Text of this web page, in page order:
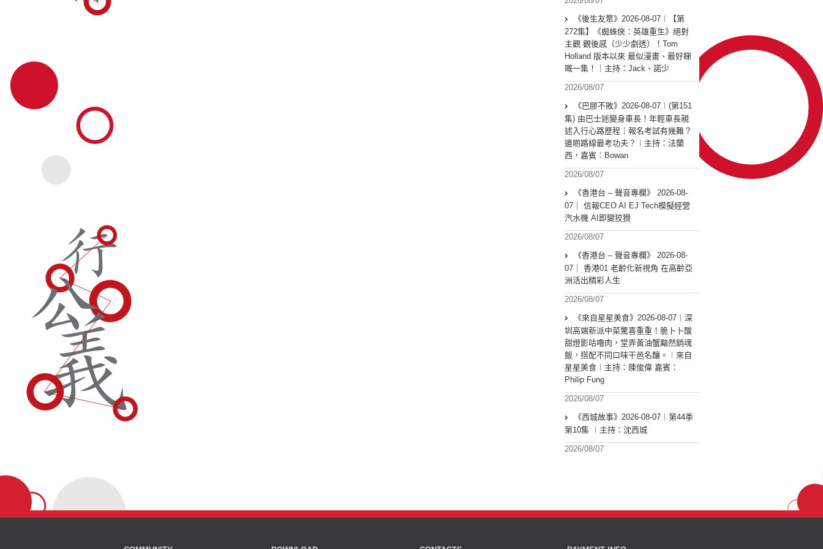
《後生友聚》2026-08-07︱【第
272集】《蜘蛛俠：英雄重生》絕對
主觀 觀後感（少少劇透）！Tom
Holland 版本以來 最似漫畫、最好睇
嘅一集！｜主持：Jack、諾少
2026/08/07
《巴膠不敗》2026-08-07︱(第151
集) 由巴士迷變身車長！年輕車長親
述入行心路歷程｜報名考試有幾難？
邊啲路線最考功夫？︱主持：法蘭
西，嘉賓︰Bowan
2026/08/07
《香港台 – 聲音專欄》 2026-08-
07｜ 信報CEO AI EJ Tech模擬經營
汽水機 AI即變狡猾
2026/08/07
《香港台 – 聲音專欄》 2026-08-
07｜ 香港01 老齡化新視角 在高齡亞
洲活出精彩人生
2026/08/07
《來自星星美食》2026-08-07︱深
圳高端新派中菜驚喜重重！脆卜卜酸
甜燈影咕嚕肉，堂弄黃油蟹黯然銷魂
飯，搭配不同口味干邑名釀。︱來自
星星美食︱主持：陳俊偉 嘉賓：
Philip Fung
2026/08/07
《西城故事》2026-08-07︱第44季
第10集 ︱主持：沈西城
2026/08/07